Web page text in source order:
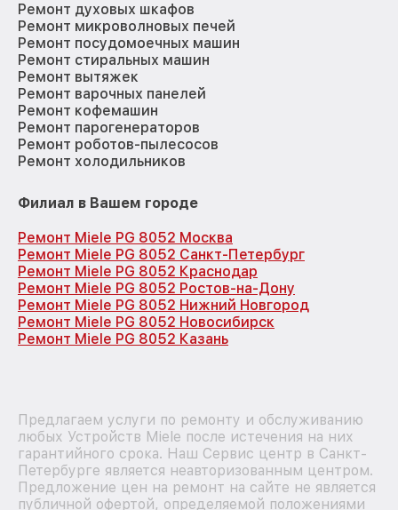
Ремонт духовых шкафов
Ремонт микроволновых печей
Ремонт посудомоечных машин
Ремонт стиральных машин
Ремонт вытяжек
Ремонт варочных панелей
Ремонт кофемашин
Ремонт парогенераторов
Ремонт роботов-пылесосов
Ремонт холодильников
Филиал в Вашем городе
Ремонт Miele PG 8052 Москва
Ремонт Miele PG 8052 Санкт-Петербург
Ремонт Miele PG 8052 Краснодар
Ремонт Miele PG 8052 Ростов-на-Дону
Ремонт Miele PG 8052 Нижний Новгород
Ремонт Miele PG 8052 Новосибирск
Ремонт Miele PG 8052 Казань
Предлагаем услуги по ремонту и обслуживанию
любых Устройств Miele после истечения на них
гарантийного срока. Наш Сервис центр в Санкт-
Петербурге является неавторизованным центром.
Предложение цен на ремонт на сайте не является
публичной офертой, определяемой положениями